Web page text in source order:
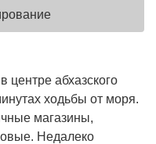
центре абхазского
ходьбы от моря.
магазины,
Недалеко